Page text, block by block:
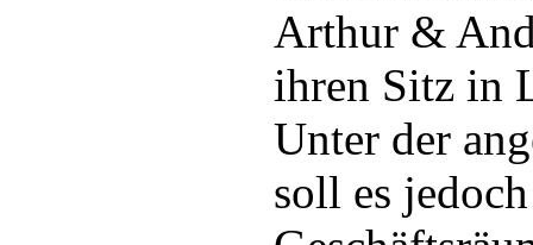
Arthur &
ihren Sitz in
Unter der
soll es